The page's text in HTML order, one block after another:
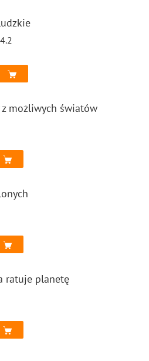
4.2
z możliwych światów
ratuje planetę